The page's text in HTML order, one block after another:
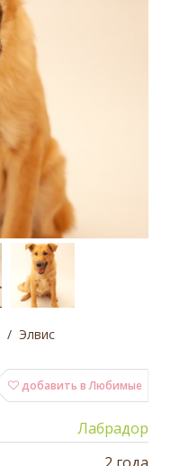
Элвис
добавить в Любимые
Лабрадор